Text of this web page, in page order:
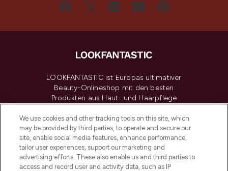
LOOKFANTASTIC ist Europas ultimativer
Beauty-Onlineshop mit den besten
Produkten aus Haut- und Haarpflege
renommierten Marken. Shoppe online
oder über die App mit kostenloser
Lieferung ab einem Einkaufswert von 30€.
Cookie-Einwilligung
We use cookies and other tracking tools on this site, which
may be provided by third parties, to operate and secure our
site, enable social media features, enhance performance,
tailor user experiences, support our marketing and
advertising efforts. These also enable us and third parties to
access and record user and activity data, such as IP